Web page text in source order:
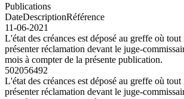
Publications
DateDescriptionRéférence
11-06-2021
L'état des créances est déposé au greffe où tout
présenter réclamation devant le juge-
mois à compter de la présente publication.
502056492
L'état des créances est déposé au greffe où tout
présenter réclamation devant le juge-